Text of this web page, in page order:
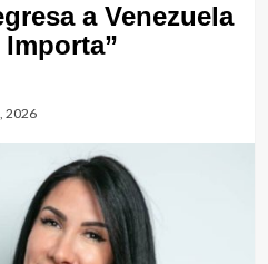
a Venezuela
Importa”
2026